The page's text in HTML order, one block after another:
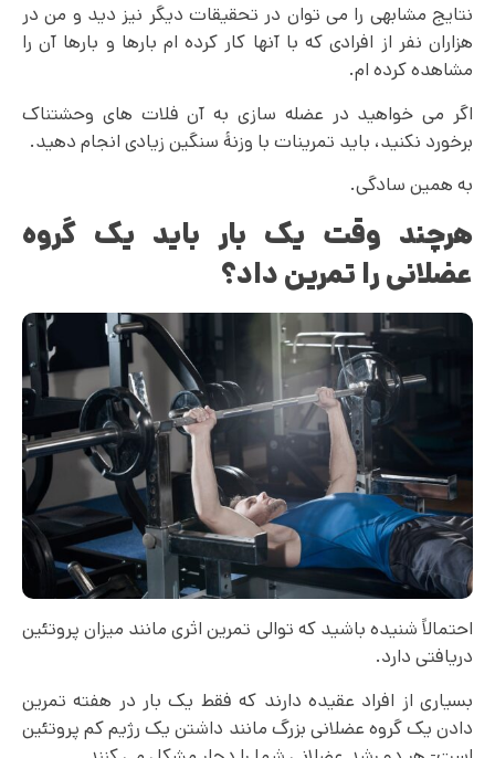
نتایج مشابهی را می توان در تحقیقات دیگر نیز دید و من در
هزاران نفر از افرادی که با آنها کار کرده ام بارها و بارها آن را
مشاهده کرده ام.
اگر می خواهید در عضله سازی به آن فلات های وحشتناک
برخورد نکنید، باید تمرینات با وزنۀ سنگین زیادی انجام دهید.
به همین سادگی.
هرچند وقت یک بار باید یک گروه
عضلانی را تمرین داد؟
احتمالاً شنیده باشید که توالی تمرین اثری مانند میزان پروتئین
دریافتی دارد.
بسیاری از افراد عقیده دارند که فقط یک بار در هفته تمرین
دادن یک گروه عضلانی بزرگ مانند داشتن یک رژیم کم پروتئین